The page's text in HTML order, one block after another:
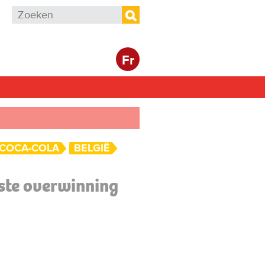
Zoekveld
Zoeken
Fr
COLA BELGIË
overwinning